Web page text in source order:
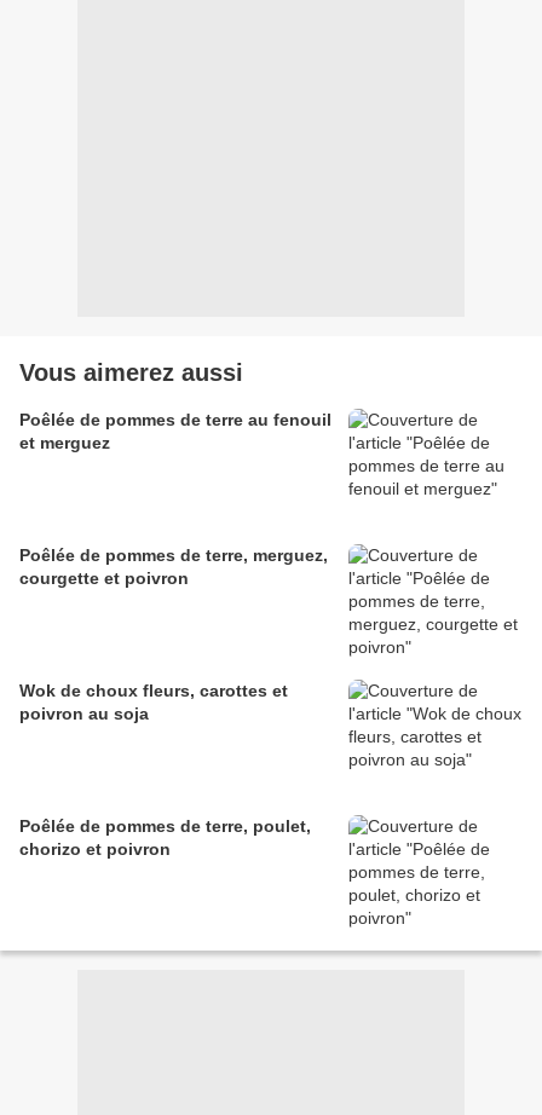
Vous aimerez aussi
Poêlée de pommes de terre au fenouil
et merguez
Poêlée de pommes de terre, merguez,
courgette et poivron
Wok de choux fleurs, carottes et
poivron au soja
Poêlée de pommes de terre, poulet,
chorizo et poivron